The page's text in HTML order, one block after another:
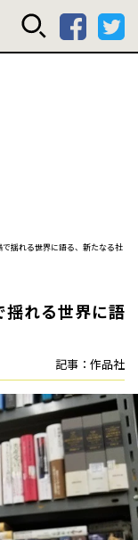
じんぶん堂
揺れる世界に語る、新たなる社
れる世界に語
記事：作品社